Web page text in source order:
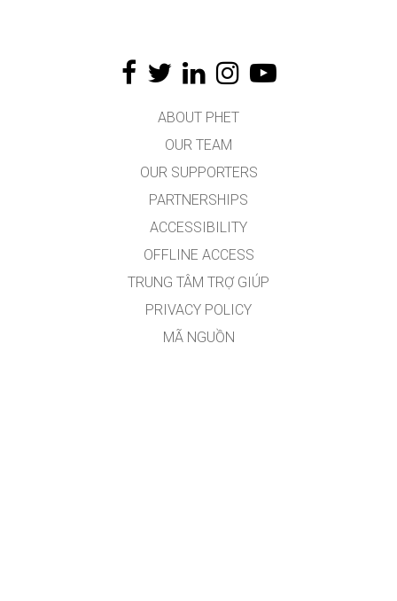
ABOUT PHET
OUR TEAM
OUR SUPPORTERS
PARTNERSHIPS
ACCESSIBILITY
OFFLINE ACCESS
TRUNG TÂM TRỢ GIÚP
PRIVACY POLICY
MÃ NGUỒN